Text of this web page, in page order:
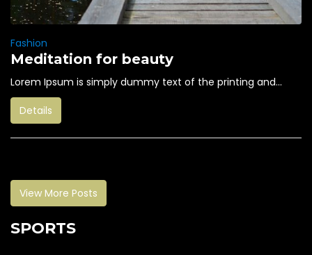
Fashion
Meditation for beauty
Lorem Ipsum is simply dummy text of the printing and...
Details
View More Posts
SPORTS